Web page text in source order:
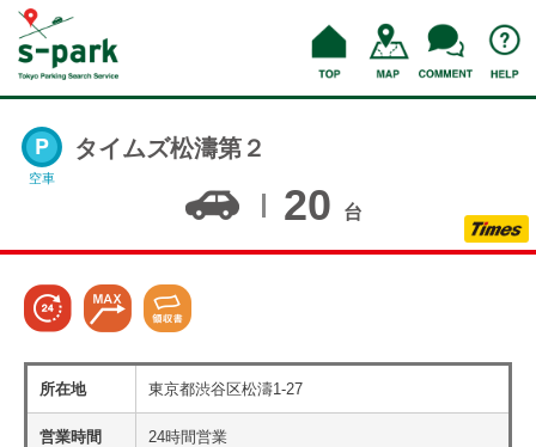
空車
タイムズ松濤第２
20 台
所在地 東京都渋谷区松濤1-27
営業時間 24時間営業